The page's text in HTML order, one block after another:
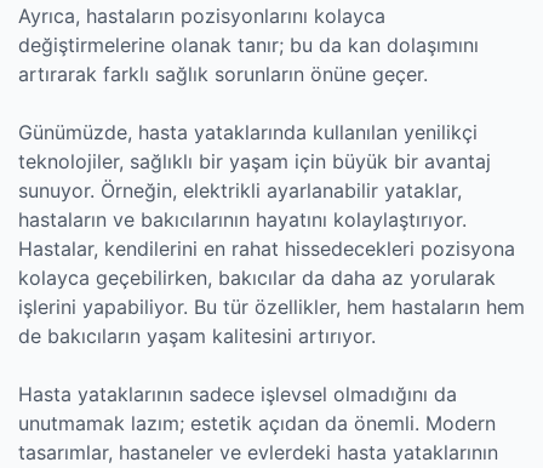
Ayrıca, hastaların pozisyonlarını kolayca
değiştirmelerine olanak tanır; bu da kan dolaşımını
artırarak farklı sağlık sorunların önüne geçer.
Günümüzde, hasta yataklarında kullanılan yenilikçi
teknolojiler, sağlıklı bir yaşam için büyük bir avantaj
sunuyor. Örneğin, elektrikli ayarlanabilir yataklar,
hastaların ve bakıcılarının hayatını kolaylaştırıyor.
Hastalar, kendilerini en rahat hissedecekleri pozisyona
kolayca geçebilirken, bakıcılar da daha az yorularak
işlerini yapabiliyor. Bu tür özellikler, hem hastaların hem
de bakıcıların yaşam kalitesini artırıyor.
Hasta yataklarının sadece işlevsel olmadığını da
unutmamak lazım; estetik açıdan da önemli. Modern
tasarımlar, hastaneler ve evlerdeki hasta yataklarının